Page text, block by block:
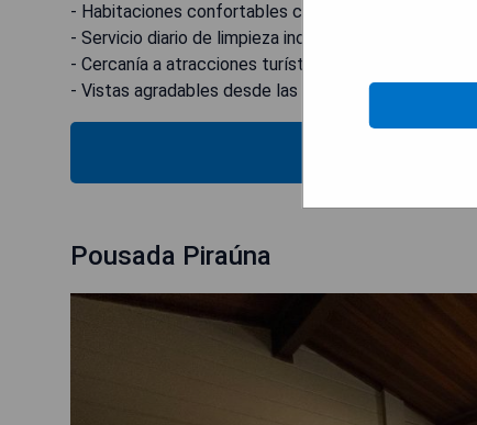
- Habitaciones confortables con aire acondicionado.
- Servicio diario de limpieza incluido.
- Cercanía a atracciones turísticas locales.
- Vistas agradables desde las unidades.
Pousada Piraúna